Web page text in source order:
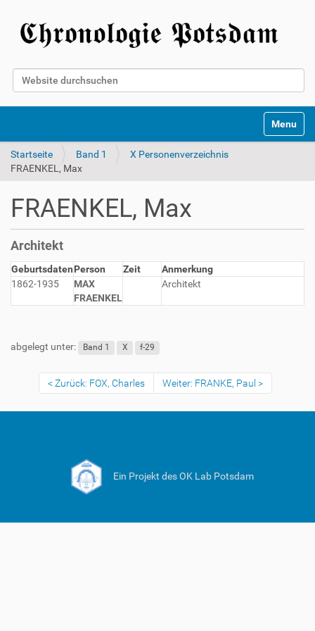
Website durchsuchen
Toggle
Startseite Band 1
X Personenverzeichnis
FRAENKEL, Max
FRAENKEL, Max
Architekt
GeburtsdatenPerson Zeit
Anmerkung
1862-1935
MAX
FRAENKEL
Architekt
abgelegt unter: Band 1 X f-29
Zurück: FOX, Charles Weiter: FRANKE, Paul
Ein Projekt des OK Lab Potsdam